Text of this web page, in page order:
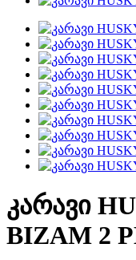
კარავი
BIZAM 2